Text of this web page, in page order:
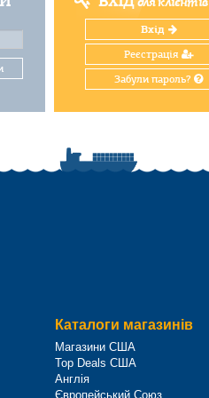
Вхід
Реєстрація
Забули пароль?
Каталоги магазинів
Магазини США
Top Deals США
Англія
Європейський Союз